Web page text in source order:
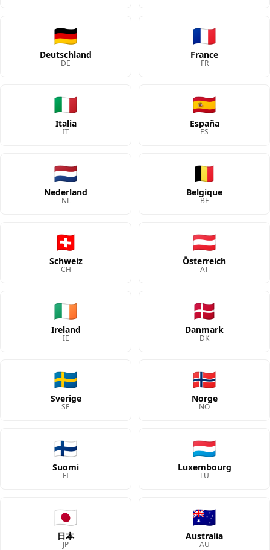
🇩🇪
Deutschland
DE
🇫🇷
France
FR
🇮🇹
Italia
IT
🇪🇸
España
ES
🇳🇱
Nederland
NL
🇧🇪
Belgique
BE
🇨🇭
Schweiz
CH
🇦🇹
Österreich
AT
🇮🇪
Ireland
IE
🇩🇰
Danmark
DK
🇸🇪
Sverige
SE
🇳🇴
Norge
NO
🇫🇮
Suomi
FI
🇱🇺
Luxembourg
LU
🇯🇵
日本
JP
🇦🇺
Australia
AU